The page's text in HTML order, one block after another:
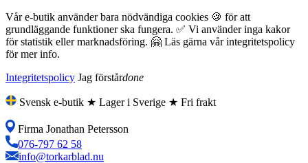
Vår e-butik använder bara nödvändiga cookies 🍪 för att
grundläggande funktioner ska fungera. ✅ Vi använder inga kakor
för statistik eller marknadsföring. 🤗 Läs gärna vår integritetspolicy
för mer info.
Integritetspolicy Jag förstårdone
Svensk e-butik ★ Lager i Sverige ★ Fri frakt
Firma Jonathan Petersson
076-797 62 58
info@torkarblad.nu